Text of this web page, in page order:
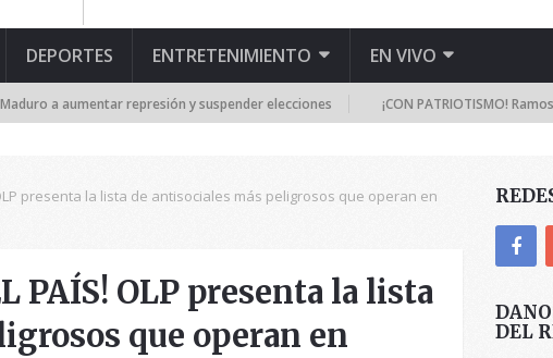
DEPORTES ENTRETENIMIENTO EN VIVO
represión y suspender elecciones ¡CON PATRIOTISMO! Ramos Allup: Los
OLP presenta la lista de antisociales más peligrosos que operan en
PAÍS! OLP presenta la lista
que operan en
DEL